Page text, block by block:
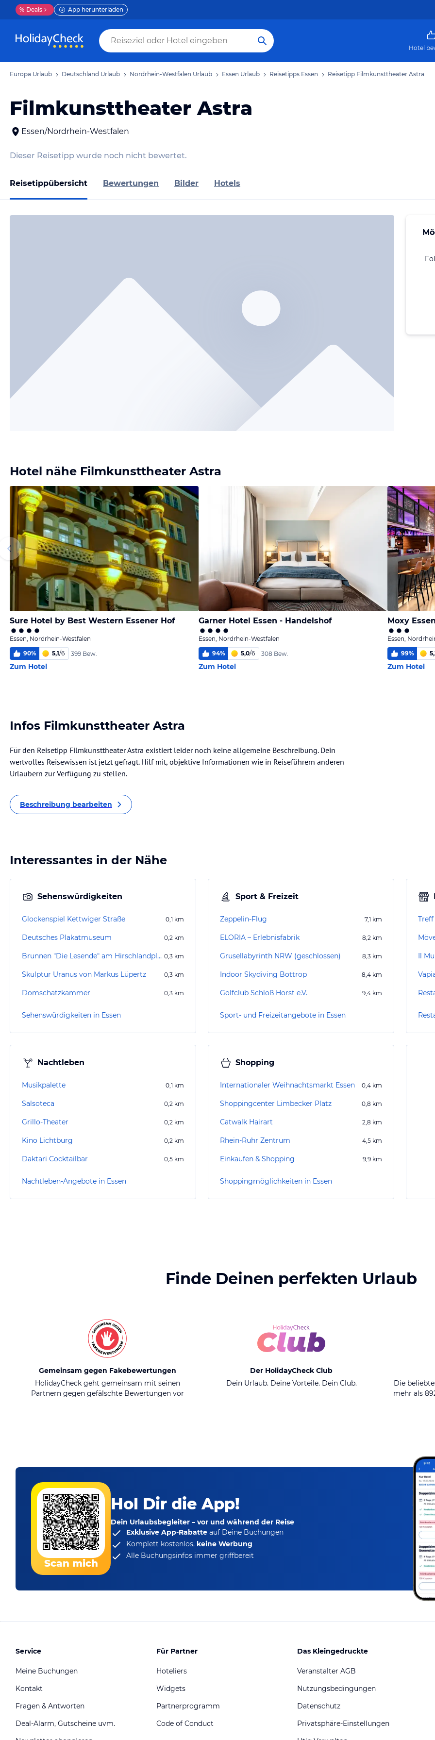
% Deals App herunterladen
Hotel
Europa Urlaub Deutschland Urlaub Nordrhein-Westfalen Urlaub Essen Urlaub Reisetipps Essen Reisetipp Filmkunsttheater Astra
Filmkunsttheater Astra
Essen/Nordrhein-Westfalen
Dieser Reisetipp wurde noch nicht bewertet.
Reisetippübersicht Bewertungen Bilder Hotels
Hotel nähe Filmkunsttheater Astra
Sure Hotel by Best Western Essener Hof
Essen, Nordrhein-Westfalen
90% 5,1/6 399 Bew.
Zum Hotel
Garner Hotel Essen - Handelshof
Essen, Nordrhein-Westfalen
94% 5,0/6 308 Bew.
Zum Hotel
Moxy
Essen,
99%
Zum Hotel
Infos Filmkunsttheater Astra
Für den Reisetipp Filmkunsttheater Astra existiert leider noch keine allgemeine Beschreibung. Dein
wertvolles Reisewissen ist jetzt gefragt. Hilf mit, objektive Informationen wie in Reiseführern anderen
Urlaubern zur Verfügung zu stellen.
Beschreibung bearbeiten
Interessantes in der Nähe
Sehenswürdigkeiten
Glockenspiel Kettwiger Straße 0,1 km
Deutsches Plakatmuseum 0,2 km
Brunnen "Die Lesende" am Hirschlandplatz 0,3 km
Skulptur Uranus von Markus Lüpertz 0,3 km
Domschatzkammer 0,3 km
Sehenswürdigkeiten in Essen
Sport & Freizeit
Zeppelin-Flug 7,1 km
ELORIA – Erlebnisfabrik 8,2 km
Grusellabyrinth NRW (geschlossen) 8,3 km
Indoor Skydiving Bottrop 8,4 km
Golfclub Schloß Horst e.V. 9,4 km
Sport- und Freizeitangebote in Essen
Il
Nachtleben
Musikpalette 0,1 km
Salsoteca 0,2 km
Grillo-Theater 0,2 km
Kino Lichtburg 0,2 km
Daktari Cocktailbar 0,5 km
Nachtleben-Angebote in Essen
Shopping
Internationaler Weihnachtsmarkt Essen 0,4 km
Shoppingcenter Limbecker Platz 0,8 km
Catwalk Hairart 2,8 km
Rhein-Ruhr Zentrum 4,5 km
Einkaufen & Shopping 9,9 km
Shoppingmöglichkeiten in Essen
Finde Deinen perfekten Urlaub
Gemeinsam gegen Fakebewertungen
HolidayCheck geht gemeinsam mit seinen
Partnern gegen gefälschte Bewertungen vor
Der HolidayCheck Club
Dein Urlaub. Deine Vorteile. Dein Club.
Die
mehr als
Scan mich
Hol Dir die App!
Dein Urlaubsbegleiter – vor und während der Reise
Exklusive App-Rabatte auf Deine Buchungen
Komplett kostenlos, keine Werbung
Alle Buchungsinfos immer griffbereit
Service
Meine Buchungen
Kontakt
Fragen & Antworten
Deal-Alarm, Gutscheine uvm.
Für Partner
Hoteliers
Widgets
Partnerprogramm
Code of Conduct
Das Kleingedruckte
Veranstalter AGB
Nutzungsbedingungen
Datenschutz
Privatsphäre-Einstellungen